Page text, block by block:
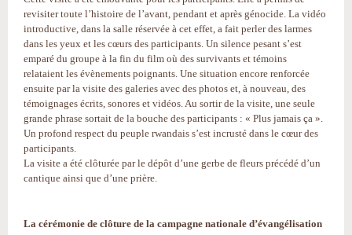
revisiter toute l’histoire de l’avant, pendant et après génocide. La vidéo
introductive, dans la salle réservée à cet effet, a fait perler des larmes
dans les yeux et les cœurs des participants. Un silence pesant s’est
emparé du groupe à la fin du film où des survivants et témoins
relataient les évènements poignants. Une situation encore renforcée
ensuite par la visite des galeries avec des photos et, à nouveau, des
témoignages écrits, sonores et vidéos. Au sortir de la visite, une seule
grande phrase sortait de la bouche des participants : « Plus jamais ça ».
Un profond respect du peuple rwandais s’est incrusté dans le cœur des
participants.
La visite a été clôturée par le dépôt d’une gerbe de fleurs précédé d’un
cantique ainsi que d’une prière.
La cérémonie de clôture de la campagne nationale d’évangélisation